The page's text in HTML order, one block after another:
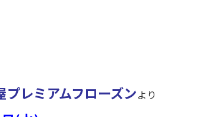
プレミアムフローズンより